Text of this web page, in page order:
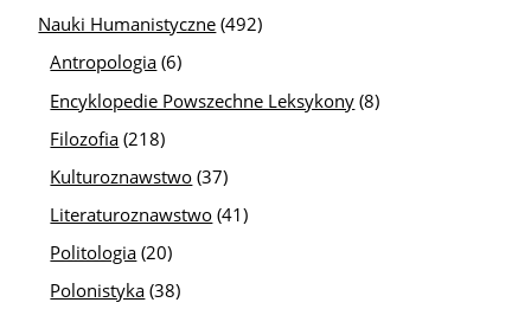
Nauki Humanistyczne (492)
Antropologia (6)
Encyklopedie Powszechne Leksykony (8)
Filozofia (218)
Kulturoznawstwo (37)
Literaturoznawstwo (41)
Politologia (20)
Polonistyka (38)